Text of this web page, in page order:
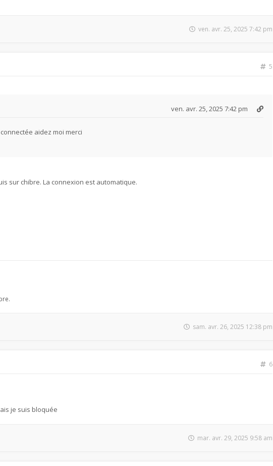
ven. avr. 25, 2025 7:42 pm
5
ven. avr. 25, 2025 7:42 pm
aidez moi merci
sur chibre. La connexion est automatique.
sam. avr. 26, 2025 12:38 pm
6
je suis bloquée
mar. avr. 29, 2025 9:58 am